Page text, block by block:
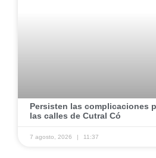
Persisten las complicaciones
las calles de Cutral Có
7 agosto, 2026 11:37